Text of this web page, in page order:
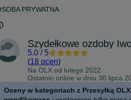
PRYWATNA
Szydełkowe ozdoby
5.0 / 5
(18 ocen)
Na OLX od lutego 2022
Ostatnio online w dniu 30 lipca
Oceny w kategoriach z Przesyłką